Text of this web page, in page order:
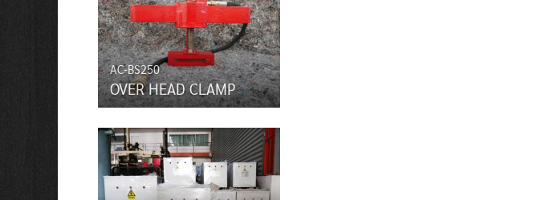
AC-BS250
OVER HEAD CLAMP